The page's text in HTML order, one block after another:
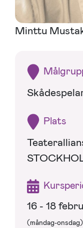
Minttu
Plats
16 - 18
(måndag-onsdag)